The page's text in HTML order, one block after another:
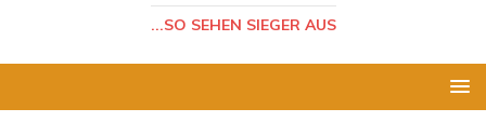
...SO SEHEN SIEGER AUS